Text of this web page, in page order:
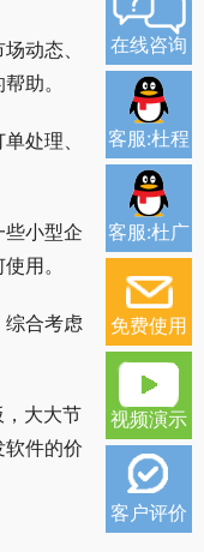
动态、
助。
处理、
小型企
用。
综合考虑
大大节
件的价
在线咨询
客服:杜程
客服:杜广
免费使用
视频演示
客户评价